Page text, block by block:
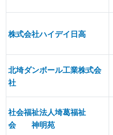
株式会社ハイデイ日高
北埼ダンボール工業株式会
社
社会福祉法人埼葛福祉
会 神明苑